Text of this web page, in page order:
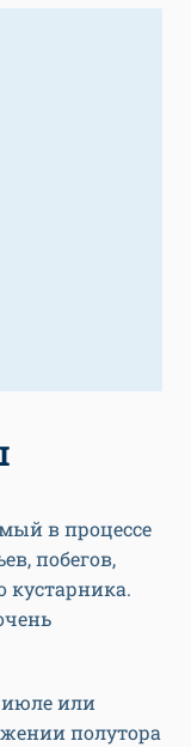
в процессе
побегов,
или
полутора